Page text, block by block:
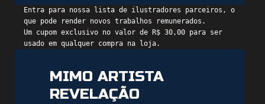
Entra para nossa lista de ilustradores parceiros, o
que pode render novos trabalhos remunerados.
Um cupom exclusivo no valor de R$ 30,00 para ser
usado em qualquer compra na loja.
MIMO ARTISTA
REVELAÇÃO